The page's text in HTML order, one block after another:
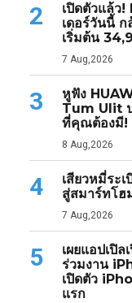
2
เปิดตัวแล้ว
เดอร์วันนี้
เริ่มต้น
7 Aug,2026
3
หูฟัง
Tum Ulit
ที่คุณต้องมี!
8 Aug,2026
4
เสียวหมี่ระ
สู่สมาร์ทโ
7 Aug,2026
5
เผยแอปเปิ
ร่วมงาน
เปิดตัว
แรก